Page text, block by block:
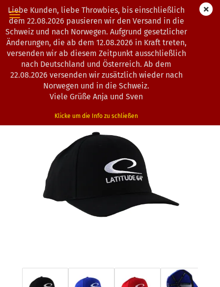
Liebe Kunden, liebe Throwbies, bis einschließlich
dem 22.08.2026 pausieren wir den Versand in die
Schweiz und nach Norwegen. Aufgrund gesetzlicher
Änderungen, die ab dem 12.08.2026 in Kraft treten,
versenden wir ab diesem Zeitpunkt ausschließlich
nach Deutschland und Österreich. Ab dem
22.08.2026 versenden wir zusätzlich wieder nach
Norwegen und in die Schweiz.
Viele Grüße Anja und Sven
Klicke um die Info zu schließen
« Erster
« zurück
Artikel in dieser Kategorie
Latitude 64° | Logo Cap
0203124 )